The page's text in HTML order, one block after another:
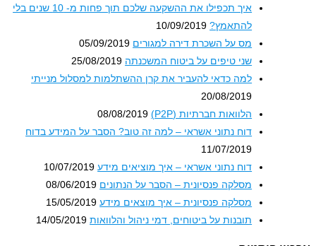
איך תכפילו את ההשקעה שלכם תוך פחות מ- 10 שנים בלי
10/09/2019
מס על השכרת דירה למגורים 05/09/2019
שני טיפים על ביטוח המשכנתה 25/08/2019
למה כדאי להעביר את קרן ההשתלמות למסלול מנייתי
20/08/2019
הלוואות חברתיות (P2P)
08/08/2019
דוח נתוני אשראי – למה זה טוב? הסבר על המידע בדוח
11/07/2019
דוח נתוני אשראי – איך מוציאים מידע 10/07/2019
מסלקה פנסיונית – הסבר על הנתונים 08/06/2019
מסלקה פנסיונית – איך מוצאים מידע 15/05/2019
תובנות על ביטוחים, דמי ניהול והלוואות 14/05/2019